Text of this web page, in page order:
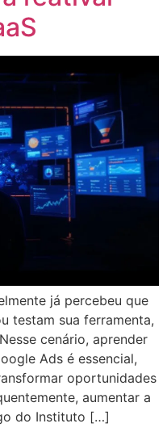
já percebeu que
testam sua ferramenta,
cenário, aprender
Ads é essencial,
oportunidades
aumentar a
do Instituto […]